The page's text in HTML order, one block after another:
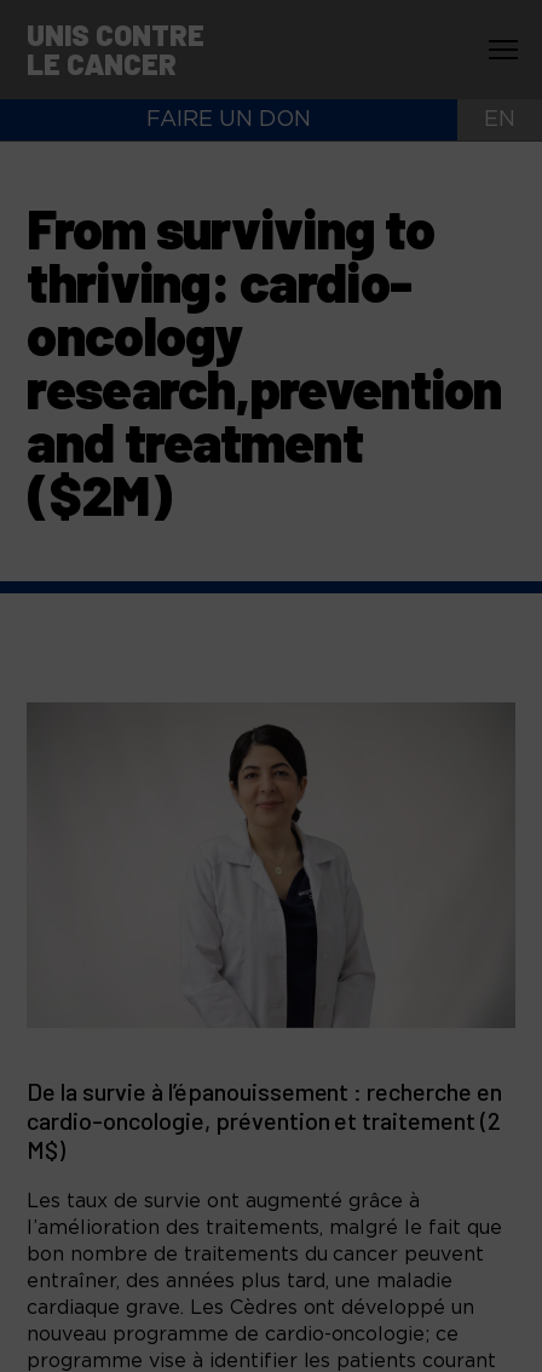
UNIS CONTRE
LE CANCER
FAIRE UN DON EN
From surviving to
thriving: cardio-
oncology
research,prevention
and treatment
($2M)
De la survie à l’épanouissement : recherche en
cardio-oncologie, prévention et traitement (2
M$)
Les taux de survie ont augmenté grâce à
l’amélioration des traitements, malgré le fait que
bon nombre de traitements du cancer peuvent
entraîner, des années plus tard, une maladie
cardiaque grave. Les Cèdres ont développé un
nouveau programme de cardio-oncologie; ce
programme vise à identifier les patients courant